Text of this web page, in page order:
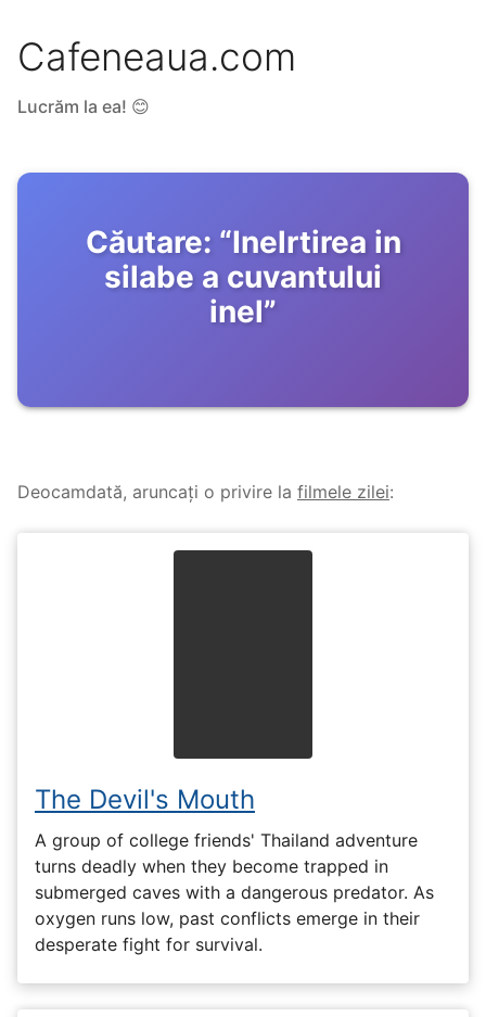
Cafeneaua.com
Lucrăm la ea! 😊
Căutare: “Inelrtirea in
silabe a cuvantului
inel”
Deocamdată, aruncați o privire la filmele zilei:
The Devil's Mouth
A group of college friends' Thailand adventure
turns deadly when they become trapped in
submerged caves with a dangerous predator. As
oxygen runs low, past conflicts emerge in their
desperate fight for survival.